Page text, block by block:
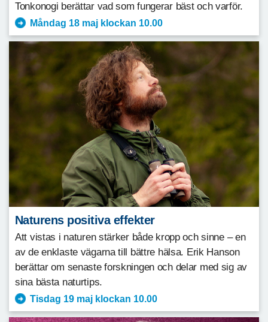
Tonkonogi berättar vad som fungerar bäst och varför.
Måndag 18 maj klockan 10.00
Naturens positiva effekter
Att vistas i naturen stärker både kropp och sinne – en
av de enklaste vägarna till bättre hälsa. Erik Hanson
berättar om senaste forskningen och delar med sig av
sina bästa naturtips.
Tisdag 19 maj klockan 10.00